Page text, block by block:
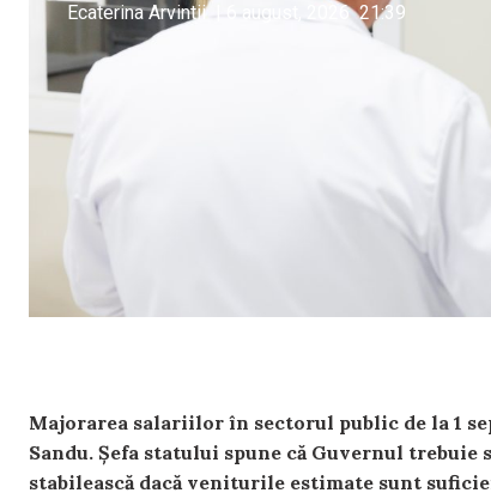
Ecaterina Arvintii 6 august, 2026 21:39
Majorarea salariilor în sectorul public de la 1
Sandu. Șefa statului spune că Guvernul
stabilească dacă veniturile estimate sunt